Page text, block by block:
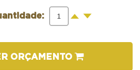
+ -
ORÇAMENTO